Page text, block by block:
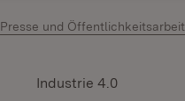
Presse und Öffentlichkeitsarbeit
Industrie 4.0